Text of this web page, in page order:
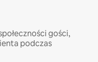
gości,
podczas